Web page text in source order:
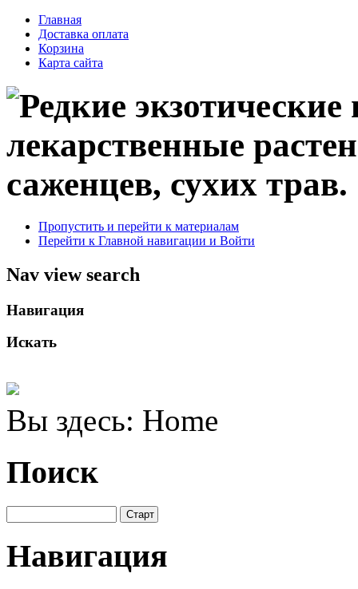
Главная
Доставка оплата
Корзина
Карта сайта
саженцев, сухих трав.
Пропустить и перейти к материалам
Перейти к Главной навигации и Войти
Nav view search
Навигация
Искать
Вы здесь: Home
Поиск
Навигация